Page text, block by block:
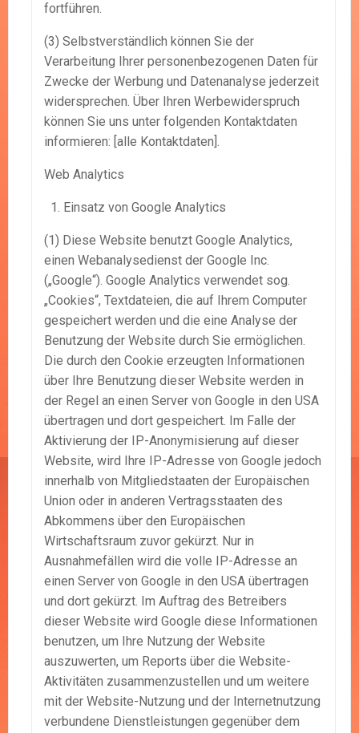
fortführen.
(3) Selbstverständlich können Sie der
Verarbeitung Ihrer personenbezogenen Daten für
Zwecke der Werbung und Datenanalyse jederzeit
widersprechen. Über Ihren Werbewiderspruch
können Sie uns unter folgenden Kontaktdaten
informieren: [alle Kontaktdaten].
Web Analytics
Einsatz von Google Analytics
(1) Diese Website benutzt Google Analytics,
einen Webanalysedienst der Google Inc.
(„Google“). Google Analytics verwendet sog.
„Cookies“, Textdateien, die auf Ihrem Computer
gespeichert werden und die eine Analyse der
Benutzung der Website durch Sie ermöglichen.
Die durch den Cookie erzeugten Informationen
über Ihre Benutzung dieser Website werden in
der Regel an einen Server von Google in den USA
übertragen und dort gespeichert. Im Falle der
Aktivierung der IP-Anonymisierung auf dieser
Website, wird Ihre IP-Adresse von Google jedoch
innerhalb von Mitgliedstaaten der Europäischen
Union oder in anderen Vertragsstaaten des
Abkommens über den Europäischen
Wirtschaftsraum zuvor gekürzt. Nur in
Ausnahmefällen wird die volle IP-Adresse an
einen Server von Google in den USA übertragen
und dort gekürzt. Im Auftrag des Betreibers
dieser Website wird Google diese Informationen
benutzen, um Ihre Nutzung der Website
auszuwerten, um Reports über die Website-
Aktivitäten zusammenzustellen und um weitere
mit der Website-Nutzung und der Internetnutzung
verbundene Dienstleistungen gegenüber dem